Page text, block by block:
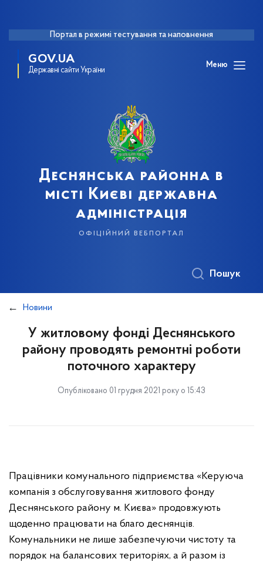
Портал в режимі тестування та наповнення
GOV.UA
Державні сайти України
Меню
Деснянська районна в
місті Києві державна
адміністрація
офіційний вебпортал
Пошук
Новини
У житловому фонді Деснянського
району проводять ремонтні роботи
поточного характеру
Опубліковано 01 грудня 2021 року о 15:43
Працівники комунального підприємства «Керуюча
компанія з обслуговування житлового фонду
Деснянського району м. Києва» продовжують
щоденно працювати на благо деснянців.
Комунальники не лише забезпечуючи чистоту та
порядок на балансових територіях, а й разом із